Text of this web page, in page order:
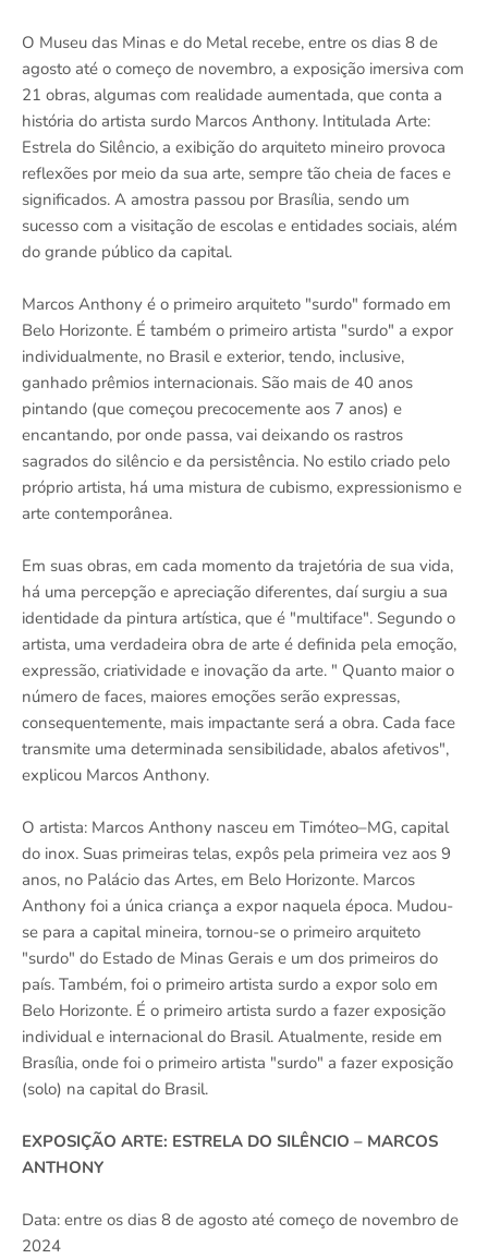
O Museu das Minas e do Metal recebe, entre os dias 8 de
agosto até o começo de novembro, a exposição imersiva com
21 obras, algumas com realidade aumentada, que conta a
história do artista surdo Marcos Anthony. Intitulada Arte:
Estrela do Silêncio, a exibição do arquiteto mineiro provoca
reflexões por meio da sua arte, sempre tão cheia de faces e
significados. A amostra passou por Brasília, sendo um
sucesso com a visitação de escolas e entidades sociais, além
do grande público da capital.
Marcos Anthony é o primeiro arquiteto "surdo" formado em
Belo Horizonte. É também o primeiro artista "surdo" a expor
individualmente, no Brasil e exterior, tendo, inclusive,
ganhado prêmios internacionais. São mais de 40 anos
pintando (que começou precocemente aos 7 anos) e
encantando, por onde passa, vai deixando os rastros
sagrados do silêncio e da persistência. No estilo criado pelo
próprio artista, há uma mistura de cubismo, expressionismo e
arte contemporânea.
Em suas obras, em cada momento da trajetória de sua vida,
há uma percepção e apreciação diferentes, daí surgiu a sua
identidade da pintura artística, que é "multiface". Segundo o
artista, uma verdadeira obra de arte é definida pela emoção,
expressão, criatividade e inovação da arte. " Quanto maior o
número de faces, maiores emoções serão expressas,
consequentemente, mais impactante será a obra. Cada face
transmite uma determinada sensibilidade, abalos afetivos",
explicou Marcos Anthony.
O artista: Marcos Anthony nasceu em Timóteo–MG, capital
do inox. Suas primeiras telas, expôs pela primeira vez aos 9
anos, no Palácio das Artes, em Belo Horizonte. Marcos
Anthony foi a única criança a expor naquela época. Mudou-
se para a capital mineira, tornou-se o primeiro arquiteto
"surdo" do Estado de Minas Gerais e um dos primeiros do
país. Também, foi o primeiro artista surdo a expor solo em
Belo Horizonte. É o primeiro artista surdo a fazer exposição
individual e internacional do Brasil. Atualmente, reside em
Brasília, onde foi o primeiro artista "surdo" a fazer exposição
(solo) na capital do Brasil.
EXPOSIÇÃO ARTE: ESTRELA DO SILÊNCIO – MARCOS
ANTHONY
Data: entre os dias 8 de agosto até começo de novembro de
2024